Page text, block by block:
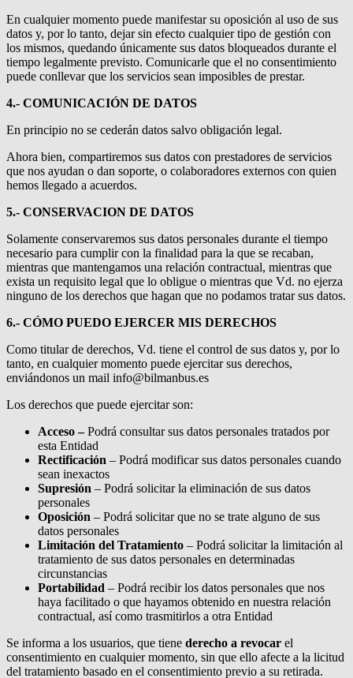
En cualquier momento puede manifestar su oposición al uso de sus
datos y, por lo tanto, dejar sin efecto cualquier tipo de gestión con
los mismos, quedando únicamente sus datos bloqueados durante el
tiempo legalmente previsto. Comunicarle que el no consentimiento
puede conllevar que los servicios sean imposibles de prestar.
4.- COMUNICACIÓN DE DATOS
En principio no se cederán datos salvo obligación legal.
Ahora bien, compartiremos sus datos con prestadores de servicios
que nos ayudan o dan soporte, o colaboradores externos con quien
hemos llegado a acuerdos.
5.- CONSERVACION DE DATOS
Solamente conservaremos sus datos personales durante el tiempo
necesario para cumplir con la finalidad para la que se recaban,
mientras que mantengamos una relación contractual, mientras que
exista un requisito legal que lo obligue o mientras que Vd. no ejerza
ninguno de los derechos que hagan que no podamos tratar sus datos.
6.- CÓMO PUEDO EJERCER MIS DERECHOS
Como titular de derechos, Vd. tiene el control de sus datos y, por lo
tanto, en cualquier momento puede ejercitar sus derechos,
enviándonos un mail info@bilmanbus.es
Los derechos que puede ejercitar son:
Acceso –Podrá consultar sus datos personales tratados por
esta Entidad
Rectificación – Podrá modificar sus datos personales cuando
sean inexactos
Supresión – Podrá solicitar la eliminación de sus datos
personales
Oposición – Podrá solicitar que no se trate alguno de sus
datos personales
Limitación del Tratamiento – Podrá solicitar la limitación al
tratamiento de sus datos personales en determinadas
circunstancias
Portabilidad – Podrá recibir los datos personales que nos
haya facilitado o que hayamos obtenido en nuestra relación
contractual, así como trasmitirlos a otra Entidad
Se informa a los usuarios, que tiene derecho a revocar el
consentimiento en cualquier momento, sin que ello afecte a la licitud
del tratamiento basado en el consentimiento previo a su retirada.